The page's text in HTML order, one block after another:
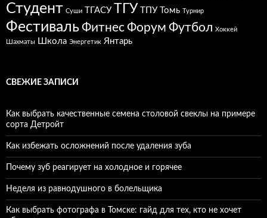
Студент Суши ТГАСУ ТГУ ТПУ Томь Турнир
ФестивальФитнесФорум Футбол Хоккей
Шахматы Школа Энергетик Янтарь
СВЕЖИЕ ЗАПИСИ
Как выбрать качественные семена столовой свеклы на примере
сорта Детройт
Как избежать осложнений после удаления зуба
Почему зуб реагирует на холодное и горячее
Неделя из равнодушного в болельщика
Как выбрать фотографа в Томске: гайд для тех, кто не хочет